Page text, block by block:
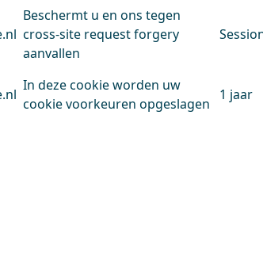
Beschermt u en ons tegen
cross-site request forgery
aanvallen
In deze cookie worden uw
cookie voorkeuren opgeslagen
1 jaar